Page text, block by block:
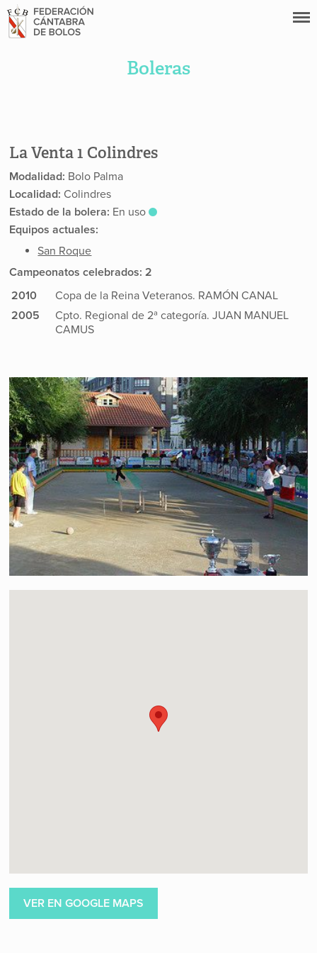
Boleras
La Venta 1 Colindres
Modalidad: Bolo Palma
Localidad: Colindres
Estado de la bolera: En uso
Equipos actuales:
San Roque
Campeonatos celebrados: 2
2010
Copa de la Reina Veteranos. RAMÓN CANAL
2005
Cpto. Regional de 2ª categoría. JUAN MANUEL
CAMUS
VER EN GOOGLE MAPS